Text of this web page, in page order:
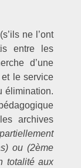
ne l’ont
entre les
d’une
le service
élimination.
archives
ou (2ème
totalité aux